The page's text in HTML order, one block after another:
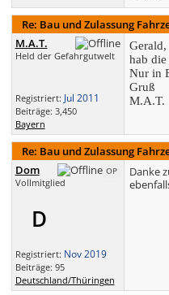
Re: Bau und Zulassung
M.A.T.
Held der Gefahrgutwelt
Registriert: Jul 2011
Beiträge: 3,450
Bayern
Gerald,
hab
Nur in
Gruß
M.A.T.
Re: Bau und Zulassung
OP
Dom
Vollmitglied
D
Registriert: Nov 2019
Beiträge: 95
Deutschland/Thüringen
Danke